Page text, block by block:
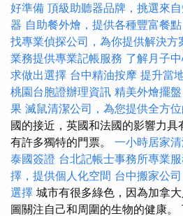
好準備 頂級助聽器品牌，挑選來
器 自助餐外燴，提供各種豐富餐
找專業偵探公司，為你提供解決方
業務提供專業記帳服務 了解月子
求做出選擇 台中精油按摩 提升當
桃園台胞證辦理資訊 精美外燴擺
果 滅鼠清潔公司，為您提供全方
國的接近，英國和法國的影響力
有許多獨特的門票。 一小時居家
泰國簽證 台北記帳士事務所專業
擇，提供個人化空間 台中搬家公
選擇 城市有很多綠色，因為加拿
圖關注自己和周圍的生物的健康。